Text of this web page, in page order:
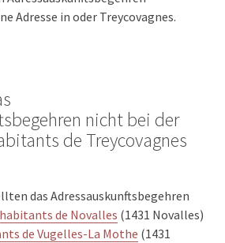
Adresse in oder Treycovagnes.
nicht bei der
de Treycovagnes
das Adressauskunftsbegehren
de Novalles (1431 Novalles)
de Vugelles-La Mothe (1431